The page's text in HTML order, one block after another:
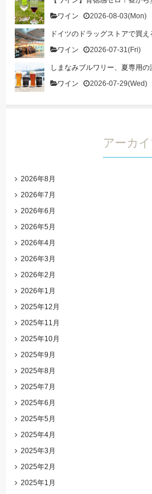
ワイン
2026-08-03(Mon)
ドイツのドラッグストアで買
ワイン
2026-07-31(Fri)
しまなみブルワリー、夏専用
ワイン
2026-07-29(Wed)
アーカ
2026年8月
2026年7月
2026年6月
2026年5月
2026年4月
2026年3月
2026年2月
2026年1月
2025年12月
2025年11月
2025年10月
2025年9月
2025年8月
2025年7月
2025年6月
2025年5月
2025年4月
2025年3月
2025年2月
2025年1月